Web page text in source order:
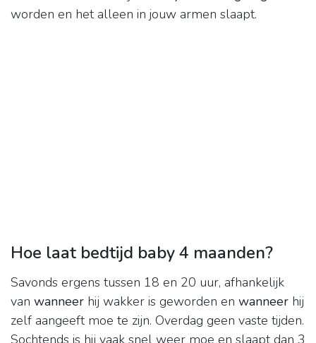
worden en het alleen in jouw armen slaapt.
Hoe laat bedtijd baby 4 maanden?
Savonds ergens tussen 18 en 20 uur, afhankelijk
van wanneer hij wakker is geworden en wanneer hij
zelf aangeeft moe te zijn. Overdag geen vaste tijden.
Sochtends is hij vaak snel weer moe en slaapt dan 3